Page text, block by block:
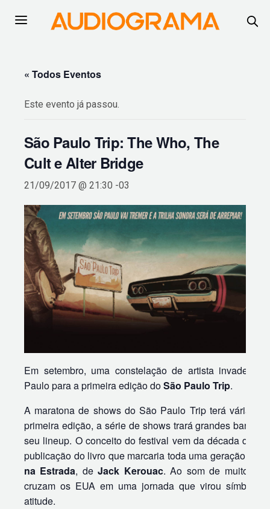
« Todos Eventos
Este evento já passou.
São Paulo Trip: The Who, The
Cult e Alter Bridge
21/09/2017 @ 21:30 -03
Em setembro, uma constelação de artista invade a
Paulo para a primeira edição doSão Paulo Trip.
A maratona de shows do São Paulo Trip terá várias
primeira edição, a série de shows trará grandes bandas
seu lineup. O conceito do festival vem da década de
publicação do livro que marcaria toda uma geração:
na Estrada, deJack Kerouac. Ao som de muito
cruzam os EUA em uma jornada que virou símbolo
atitude.